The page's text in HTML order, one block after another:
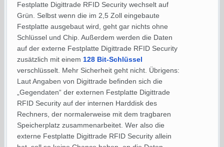
Festplatte Digittrade RFID Security wechselt auf
Grün. Selbst wenn die im 2,5 Zoll eingebaute
Festplatte ausgebaut wird, geht gar nichts ohne
Schlüssel und Chip. Außerdem werden die Daten
auf der externe Festplatte Digittrade RFID Security
zusätzlich mit einem128 Bit-Schlüssel
verschlüsselt. Mehr Sicherheit geht nicht. Übrigens:
Laut Angaben von Digittrade befinden sich die
„Gegendaten“ der externen Festplatte Digittrade
RFID Security auf der internen Harddisk des
Rechners, der normalerweise mit dem tragbaren
Speicherplatz zusammenarbeitet. Wer also die
externe Festplatte Digittrade RFID Security allein